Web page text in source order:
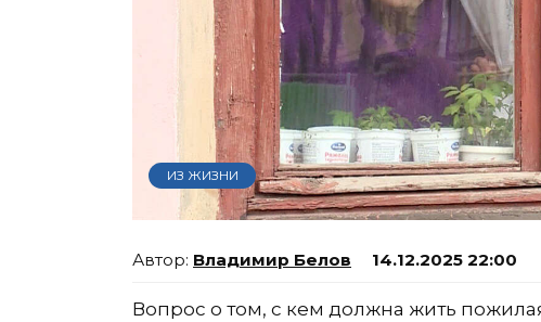
ИЗ ЖИЗНИ
Владимир Белов 14.12.2025 22:00
Вопрос о том, с кем должна жить